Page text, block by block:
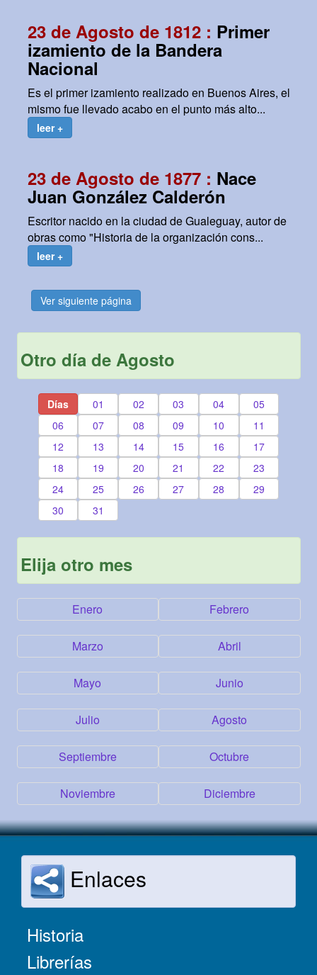
23 de Agosto de 1812 : Primer
izamiento de la Bandera
Nacional
Es el primer izamiento realizado en Buenos Aires, el
mismo fue llevado acabo en el punto más alto...
leer +
23 de Agosto de 1877 : Nace
Juan González Calderón
Escritor nacido en la ciudad de Gualeguay, autor de
obras como "Historia de la organización cons...
leer +
Ver siguiente página
Otro día de Agosto
Días 01 02 03 04
05
06
07 08 09 10
11
12
13 14 15 16
17
18
19 20 21 22
23
24
25 26 27 28
29
30
31
Elija otro mes
Enero Febrero
Marzo Abril
Mayo Junio
Julio Agosto
Septiembre Octubre
Noviembre Diciembre
Enlaces
Historia
Librerías